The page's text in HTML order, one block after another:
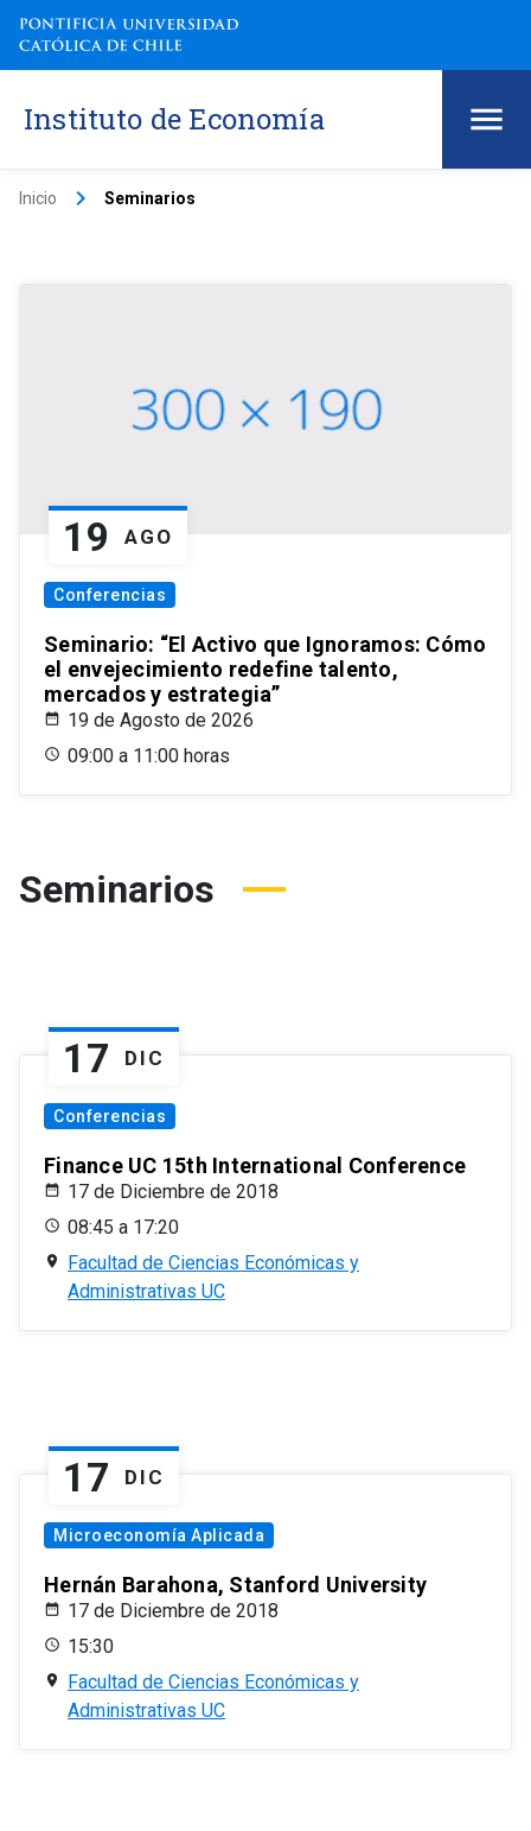
Instituto de Economía
Inicio keyboard_arrow_right Seminarios
19 AGO
Conferencias
Seminario: “El Activo que Ignoramos: Cómo
el envejecimiento redefine talento,
mercados y estrategia”
19 de Agosto de 2026
09:00 a 11:00 horas
Seminarios
17 DIC
Conferencias
Finance UC 15th International Conference
17 de Diciembre de 2018
08:45 a 17:20
Facultad de Ciencias Económicas y
Administrativas UC
17 DIC
Microeconomía Aplicada
Hernán Barahona, Stanford University
17 de Diciembre de 2018
15:30
Facultad de Ciencias Económicas y
Administrativas UC